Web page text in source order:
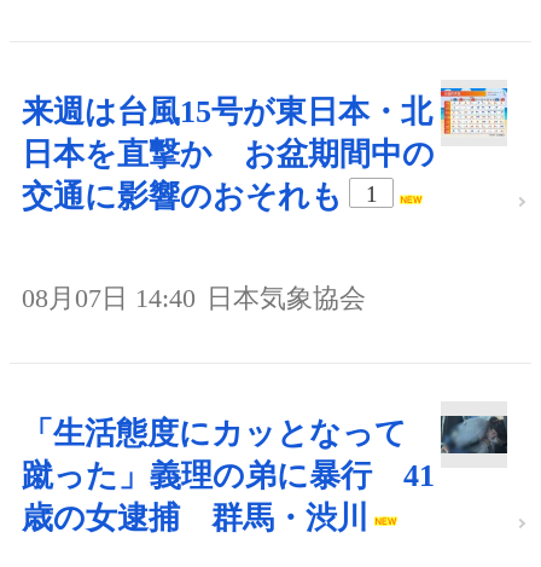
来週は台風15号が東日本・北
日本を直撃か お盆期間中の
交通に影響のおそれも
1
08月07日 14:40 日本気象協会
「生活態度にカッとなって
蹴った」義理の弟に暴行 41
歳の女逮捕 群馬・渋川